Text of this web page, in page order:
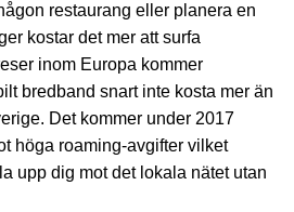
restaurang eller planera en
kostar det mer att surfa
inom Europa kommer
bredband snart inte kosta mer än
Det kommer under 2017
höga roaming-avgifter vilket
upp dig mot det lokala nätet utan